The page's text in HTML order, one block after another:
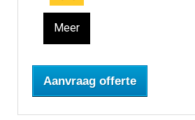
Meer
Aanvraag offerte